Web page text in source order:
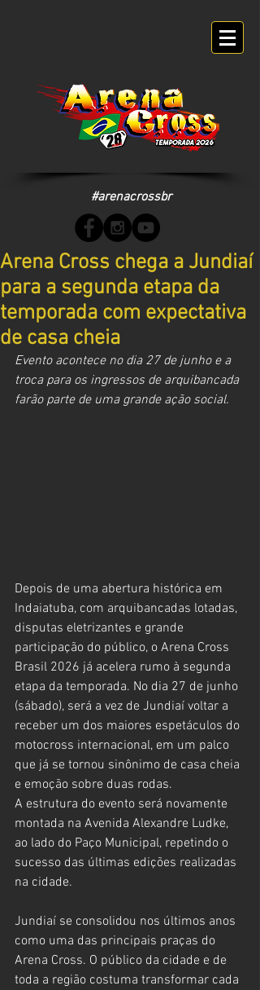
#arenacrossbr
Arena Cross chega a Jundiaí
para a segunda etapa da
temporada com expectativa
de casa cheia
Evento acontece no dia 27 de junho e a
troca para os ingressos de arquibancada
farão parte de uma grande ação social.
Depois de uma abertura histórica em
Indaiatuba, com arquibancadas lotadas,
disputas eletrizantes e grande
participação do público, o Arena Cross
Brasil 2026 já acelera rumo à segunda
etapa da temporada. No dia 27 de junho
(sábado), será a vez de Jundiaí voltar a
receber um dos maiores espetáculos do
motocross internacional, em um palco
que já se tornou sinônimo de casa cheia
e emoção sobre duas rodas.
A estrutura do evento será novamente
montada na Avenida Alexandre Ludke,
ao lado do Paço Municipal, repetindo o
sucesso das últimas edições realizadas
na cidade.
Jundiaí se consolidou nos últimos anos
como uma das principais praças do
Arena Cross. O público da cidade e de
toda a região costuma transformar cada